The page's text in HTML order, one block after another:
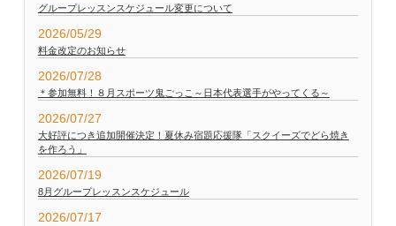
グループレッスンスケジュール変更について
2026/05/29
料金改定のお知らせ
2026/07/28
＊参加無料！８月スポーツ鬼ごっこ～日本代表選手がやってくる～
2026/07/27
大好評につき追加開催決定！夏休み宿題応援隊「スクイーズでどら焼き
を作ろう」
2026/07/19
8月グループレッスンスケジュール
2026/07/17